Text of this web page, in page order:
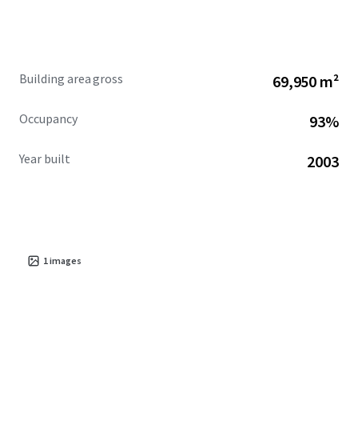
Building area gross 69,950 m²
Occupancy 93%
Year built 2003
1images